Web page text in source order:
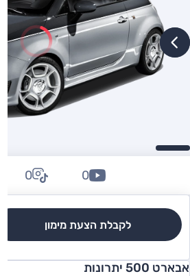
לקבלת הצעת מימון
0
0
אבארט 500 יתרונות